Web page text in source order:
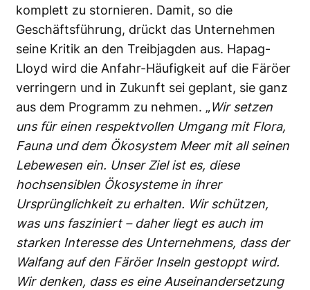
komplett zu stornieren. Damit, so die
Geschäftsführung, drückt das Unternehmen
seine Kritik an den Treibjagden aus. Hapag-
Lloyd wird die Anfahr-Häufigkeit auf die Färöer
verringern und in Zukunft sei geplant, sie ganz
aus dem Programm zu nehmen. „Wir setzen
uns für einen respektvollen Umgang mit Flora,
Fauna und dem Ökosystem Meer mit all seinen
Lebewesen ein. Unser Ziel ist es, diese
hochsensiblen Ökosysteme in ihrer
Ursprünglichkeit zu erhalten. Wir schützen,
was uns fasziniert – daher liegt es auch im
starken Interesse des Unternehmens, dass der
Walfang auf den Färöer Inseln gestoppt wird.
Wir denken, dass es eine Auseinandersetzung